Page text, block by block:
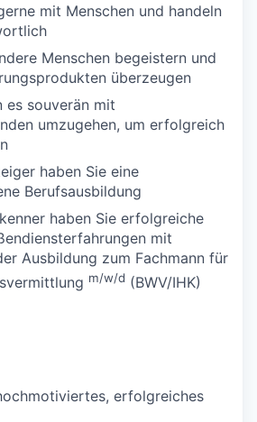
mit Menschen und handeln
Menschen begeistern und
überzeugen
es souverän mit
umzugehen, um erfolgreich
haben Sie eine
Berufsausbildung
haben Sie erfolgreiche
mit
Ausbildung zum Fachmann für
m/w/d (BWV/IHK)
erfolgreiches